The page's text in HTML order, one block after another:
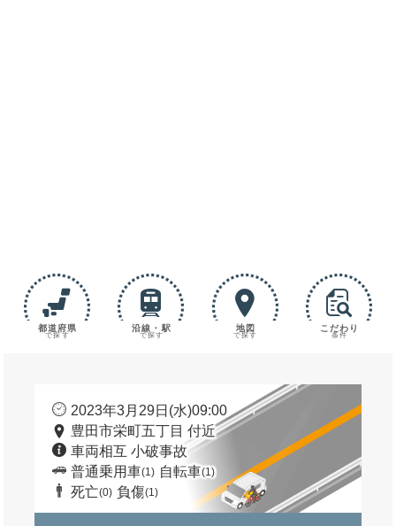
都道府県
で探す
沿線・駅
で探す
地図
で探す
こだわり
条件
2023年3月29日(水)09:00
豊田市栄町五丁目 付近
車両相互 小破事故
普通乗用車(1) 自転車(1)
死亡(0) 負傷(1)